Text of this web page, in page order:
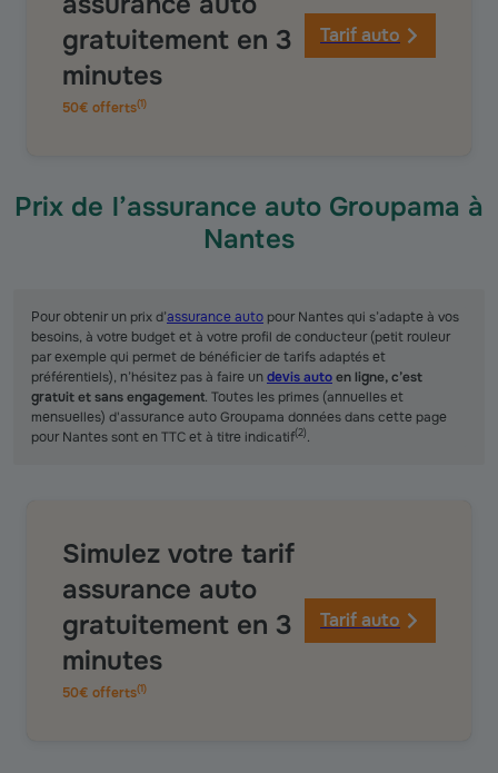
gratuitement en 3
minutes
50€ offerts(1)
Tarif auto
Prix de l’assurance auto Groupama à
Nantes
Pour obtenir un prix d’assurance auto pour Nantes qui s’adapte à vos
besoins, à votre budget et à votre profil de conducteur (petit rouleur
par exemple qui permet de bénéficier de tarifs adaptés et
préférentiels), n’hésitez pas à faire undevis autoen ligne, c’est
gratuit et sans engagement. Toutes les primes (annuelles et
mensuelles) d'assurance auto Groupama données dans cette page
pour Nantes sont en TTC et à titre indicatif(2).
Simulez votre tarif
assurance auto
gratuitement en 3
minutes
50€ offerts(1)
Tarif auto